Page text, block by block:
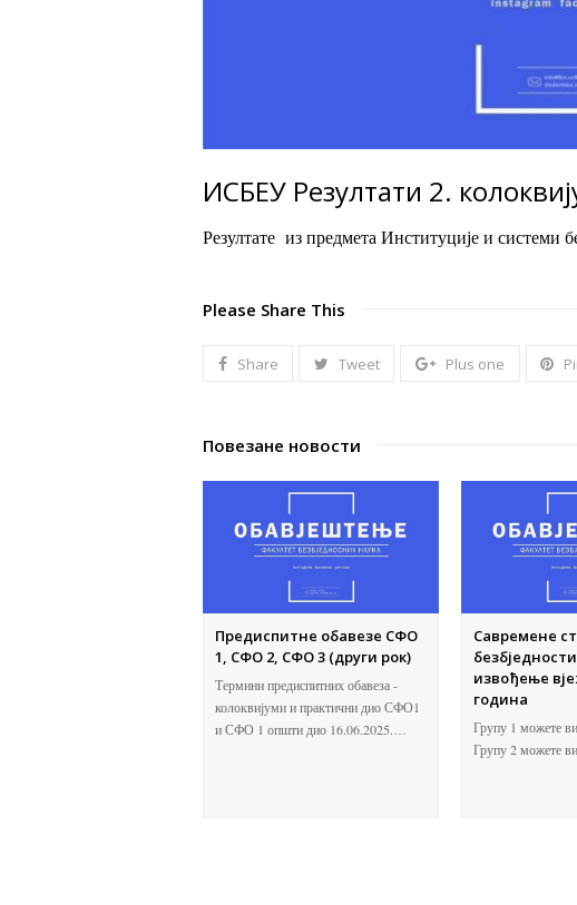
ИСБЕУ Резултати 2.
Резултате из предмета Институције и системи
Please Share This
Share Tweet Plus one
Повезане новости
Предиспитне обавезе СФО
1, СФО 2, СФО 3 (други рок)
Термини предиспитних обавеза -
колоквијуми и практични дио СФО1
и СФО 1 општи дио 16.06.2025.…
Савремене
извођење
година
Групу 1 можете
Групу 2 можете